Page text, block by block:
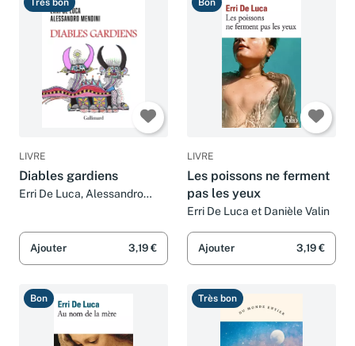
LIVRE
Diables gardiens
Erri De Luca, Alessandro
Ajouter 3,19 €
LIVRE
Les poissons ne ferment
pas les yeux
Erri De Luca et Danièle Valin
Ajouter 3,19 €
Bon Très bon